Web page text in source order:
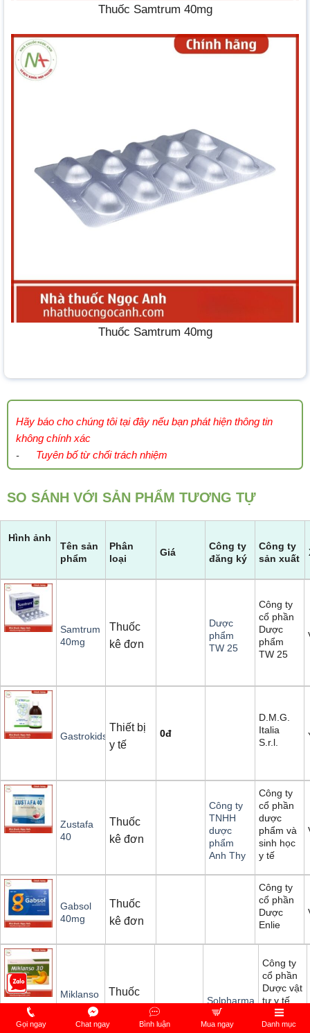
Thuốc Samtrum 40mg
Thuốc Samtrum 40mg
Hãy báo cho chúng tôi tại đây nếu bạn phát hiện thông tin
không chính xác
- Tuyên bố từ chối trách nhiệm
SO SÁNH VỚI SẢN PHẨM TƯƠNG TỰ
Hình ảnh
Tên sản
phẩm
Phân
loại
Giá
Công ty
đăng ký
Công ty
sản xuất
Samtrum
40mg
Thuốc
kê đơn
Dược
phẩm
TW 25
Công ty
cổ phần
Dược
phẩm
TW 25
Gastrokids
Thiết bị
y tế
0đ
D.M.G.
Italia
S.r.l.
Zustafa
40
Thuốc
kê đơn
Công ty
TNHH
dược
phẩm
Anh Thy
Công ty
cổ phần
dược
phẩm và
sinh học
y tế
Gabsol
40mg
Thuốc
kê đơn
Công ty
cổ phần
Dược
Enlie
Miklanso
30
Thuốc
Solpharma
Công ty
cổ phần
Dược vật
tư y tế
Hải
Dương
Gọi ngay Chat ngay Bình luận Mua ngay Danh mục